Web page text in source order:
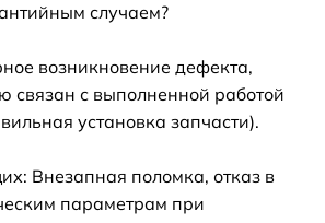
случаем?
возникновение дефекта,
связан с выполненной работой
установка запчасти).
Внезапная поломка, отказ в
параметрам при